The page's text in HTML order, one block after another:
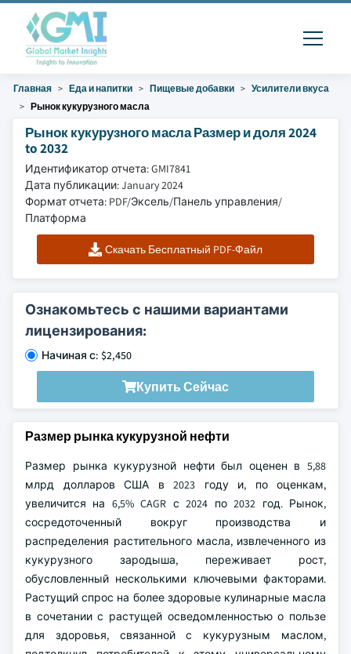
Главная Еда и напитки Пищевые добавки
Усилители вкуса
Рынок кукурузного масла
Рынок кукурузного масла Размер и доля 2024
to 2032
Идентификатор отчета: GMI7841
Дата публикации: January 2024
Формат отчета: PDF/Эксель/Панель управления/
Платформа
Скачать Бесплатный PDF-Файл
Ознакомьтесь с нашими вариантами
лицензирования:
Начиная с: $2,450
Купить Сейчас
Размер рынка кукурузной нефти
Размер рынка кукурузной нефти был оценен в 5,88
млрд долларов США в 2023 году и, по оценкам,
увеличится на 6,5% CAGR с 2024 по 2032 год. Рынок,
сосредоточенный вокруг производства и
распределения растительного масла, извлеченного из
кукурузного зародыша, переживает рост,
обусловленный несколькими ключевыми факторами.
Растущий спрос на более здоровые кулинарные масла
в сочетании с растущей осведомленностью о пользе
для здоровья, связанной с кукурузным маслом,